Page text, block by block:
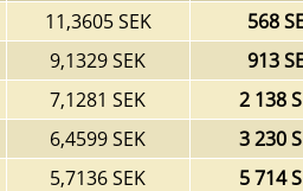
11,3605 SEK
568
9,1329 SEK
913
7,1281 SEK
2 138
6,4599 SEK
3 230
5,7136 SEK
5 714